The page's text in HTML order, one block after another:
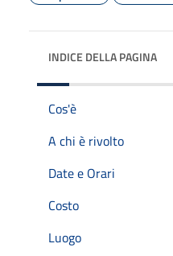
INDICE DELLA PAGINA
Cos'è
A chi è rivolto
Date e Orari
Costo
Luogo